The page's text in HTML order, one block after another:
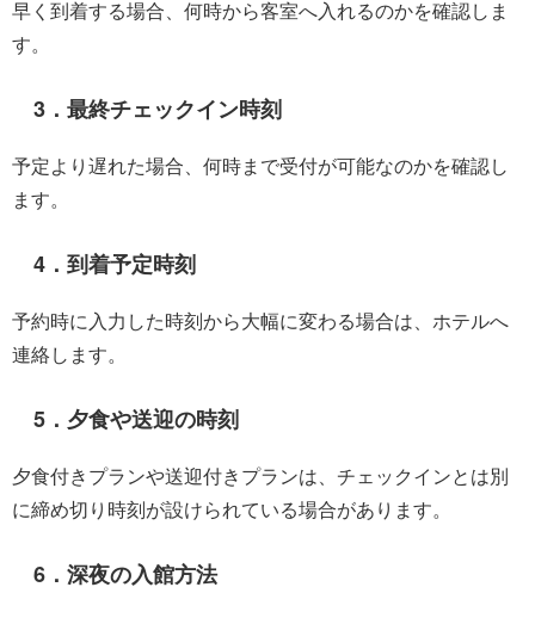
早く到着する場合、何時から客室へ入れるのかを確認しま
す。
3．最終チェックイン時刻
予定より遅れた場合、何時まで受付が可能なのかを確認し
ます。
4．到着予定時刻
予約時に入力した時刻から大幅に変わる場合は、ホテルへ
連絡します。
5．夕食や送迎の時刻
夕食付きプランや送迎付きプランは、チェックインとは別
に締め切り時刻が設けられている場合があります。
6．深夜の入館方法